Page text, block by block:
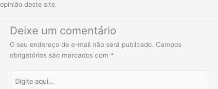
opinião deste site.
Deixe um comentário
O seu endereço de e-mail não será publicado. Campos
obrigatórios são marcados com *
aqui...